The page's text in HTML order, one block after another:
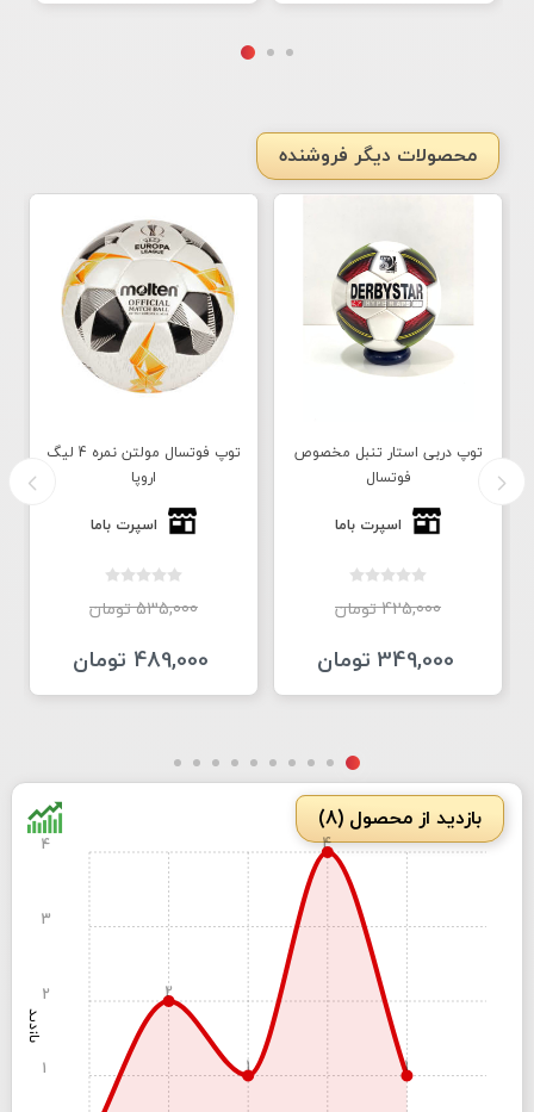
محصولات دیگر فروشنده
توپ دربی استار تنبل مخصوص
فوتسال
اسپرت باما
425,000 تومان
349,000 تومان
توپ فوتسال مولتن نمره 4 لیگ
اروپا
اسپرت باما
535,000 تومان
489,000 تومان
بازدید از محصول (8)
بازدید
2
1
4
1
1
2
3
4